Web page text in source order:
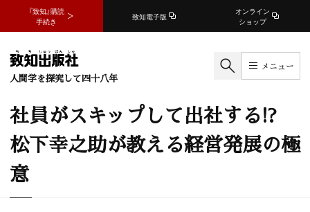
『致知』購読
手続き
致知電子版
オンライン
ショップ
人間学を探究して四十八年
メニュー
社員がスキップして出社する!?
松下幸之助が教える経営発展の極
意